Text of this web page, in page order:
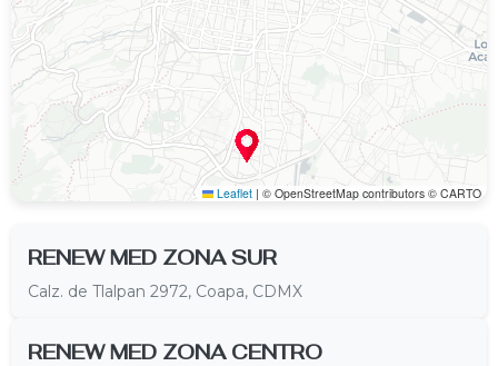
Leaflet | © OpenStreetMap contributors © CARTO
RENEW MED ZONA SUR
Calz. de Tlalpan 2972, Coapa, CDMX
RENEW MED ZONA CENTRO